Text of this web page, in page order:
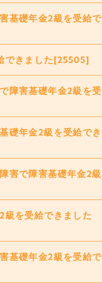
基礎年金2級を受給で
できました[25505]
障害基礎年金2級を受
礎年金2級を受給でき
害で障害基礎年金2級
級を受給できました
基礎年金2級を受給で